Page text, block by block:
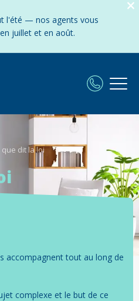
l'été — nos agents vous
juillet et en août.
que dit la loi
accompagnent tout au long de
complexe et le but de ce